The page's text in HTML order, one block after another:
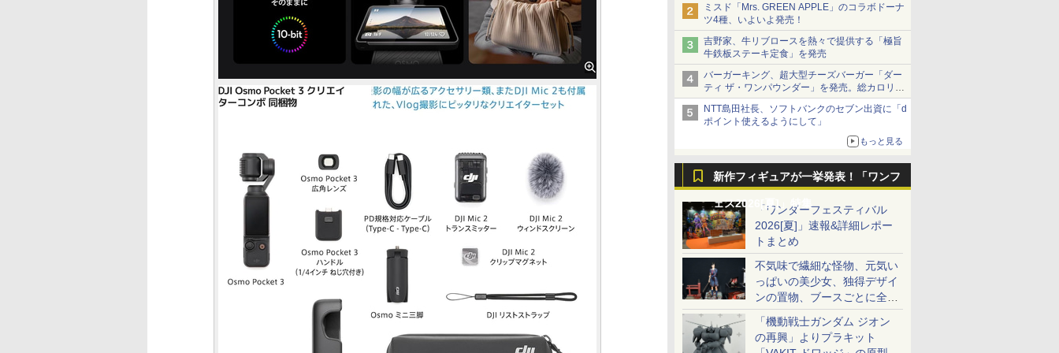
ミスド「Mrs. GREEN APPLE」のコラボドーナ
ツ4種、いよいよ発売！
吉野家、牛リブロースを熱々で提供する「極旨
牛鉄板ステーキ定食」を発売
バーガーキング、超大型チーズバーガー「ダー
ティ ザ・ワンパウンダー」を発売。総カロリー
約1656kcal、総重量約527g！
NTT島田社長、ソフトバンクのセブン出資に「d
ポイント使えるようにして」
もっと見る
新作フィギュアが一挙発表！「ワンフ
ェス2026[夏]」特集「ワンダーフェスティバル
2026[夏]」速報&詳細レポー
トまとめ
不気味で繊細な怪物、元気い
っぱいの美少女、独得デザイ
ンの置物、ブースごとに全く
異なる世界が広がる一般ディ
ーラーフォトレポート
「機動戦士ガンダム ジオン
の再興」よりプラキット